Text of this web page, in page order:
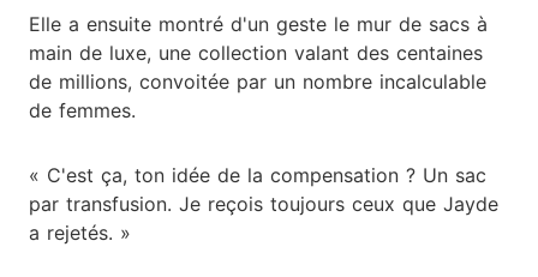
Elle a ensuite montré d'un geste le mur de sacs à
main de luxe, une collection valant des centaines
de millions, convoitée par un nombre incalculable
de femmes.
« C'est ça, ton idée de la compensation ? Un sac
par transfusion. Je reçois toujours ceux que Jayde
a rejetés. »